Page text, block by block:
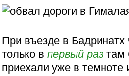
При въезде в Бадринатх
только впервый раз там
приехали уже в темноте